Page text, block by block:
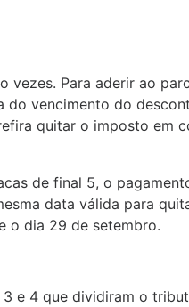
vezes. Para aderir ao
vencimento do
quitar o imposto em
de final 5, o
data válida para
o dia 29 de setembro.
e 4 que dividiram o